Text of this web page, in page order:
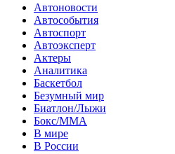
Автоновости
Автособытия
Автоспорт
Автоэксперт
Актеры
Аналитика
Баскетбол
Безумный мир
Биатлон/Лыжи
Бокс/MMA
В мире
В России